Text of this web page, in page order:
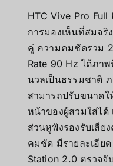
HTC Vive Pro
การมองเห็นที่สมจริ
คู่ ความคมชัดรวม
Rate 90 Hz ได้ภา
นวลเป็นธรรมชาติ
สามารถปรับขนาด
หน้าของผู้สวมใส่ไ
ส่วนหูฟังรองรับเสีย
คมชัด มีรายละเอีย
Station 2.0 ตรวจจั